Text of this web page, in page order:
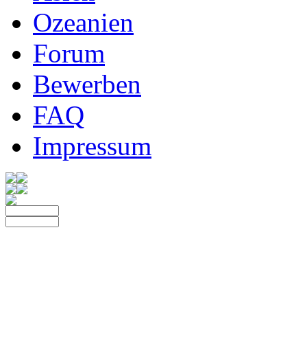
Ozeanien
Forum
Bewerben
FAQ
Impressum